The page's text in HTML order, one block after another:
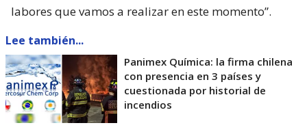
labores que vamos a realizar en este momento”.
Lee también...
Panimex Química: la firma chilena
con presencia en 3 países y
cuestionada por historial de
incendios